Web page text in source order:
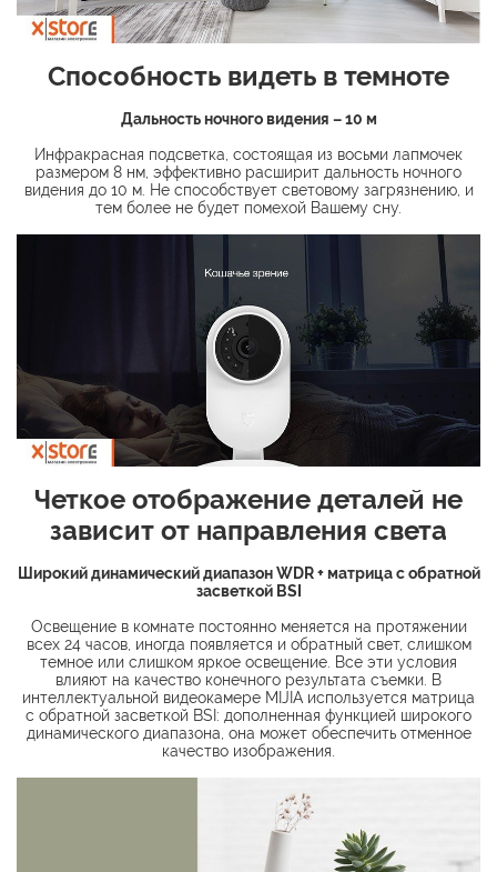
Способность видеть в темноте
Дальность ночного видения – 10 м
Инфракрасная подсветка, состоящая из восьми лапмочек
размером 8 нм, эффективно расширит дальность ночного
видения до 10 м. Не способствует световому загрязнению, и
тем более не будет помехой Вашему сну.
Четкое отображение деталей не
зависит от направления света
Широкий динамический диапазон WDR + матрица с обратной
засветкой BSI
Освещение в комнате постоянно меняется на протяжении
всех 24 часов, иногда появляется и обратный свет, слишком
темное или слишком яркое освещение. Все эти условия
влияют на качество конечного результата съемки. В
интеллектуальной видеокамере MIJIA используется матрица
с обратной засветкой BSI: дополненная функцией широкого
динамического диапазона, она может обеспечить отменное
качество изображения.